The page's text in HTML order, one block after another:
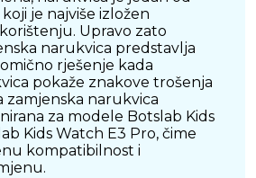
je najviše izložen
Upravo zato
narukvica predstavlja
rješenje kada
pokaže znakove trošenja
zamjenska narukvica
za modele Botslab Kids
Kids Watch E3 Pro, čime
kompatibilnost i